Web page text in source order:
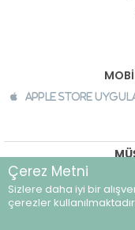
Apple Store
©
Çerez Metni
Sizlere daha iyi bir
çerezler